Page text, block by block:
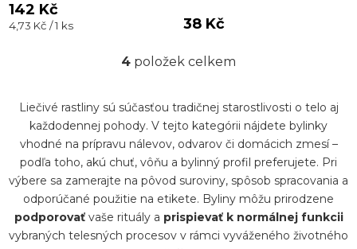
142 Kč
Měrná
4,73 Kč / 1 ks 38 Kč
O
l
á
d
a
c
í
4 položek celkem
Liečivé rastliny sú súčasťou tradičnej starostlivosti o telo aj
každodennej pohody. V tejto kategórii nájdete bylinky
vhodné na prípravu nálevov, odvarov či domácich zmesí –
podľa toho, akú chuť, vôňu a bylinný profil preferujete. Pri
výbere sa zamerajte na pôvod suroviny, spôsob spracovania a
odporúčané použitie na etikete. Byliny môžu prirodzene
podporovaťvaše rituály a prispievať k normálnej funkcii
vybraných telesných procesov v rámci vyváženého životného